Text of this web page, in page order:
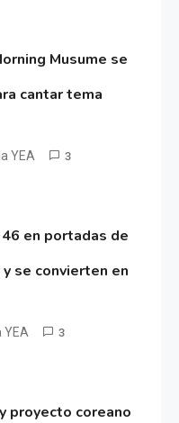
Musume se
cantar tema
YEA 3
en portadas de
se convierten en
YEA 3
proyecto coreano